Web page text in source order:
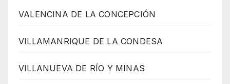
VALENCINA DE LA CONCEPCIÓN
VILLAMANRIQUE DE LA CONDESA
VILLANUEVA DE RÍO Y MINAS